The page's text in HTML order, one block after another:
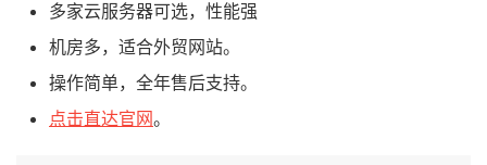
多家云服务器可选，性能强
机房多，适合外贸网站。
操作简单，全年售后支持。
点击直达官网。